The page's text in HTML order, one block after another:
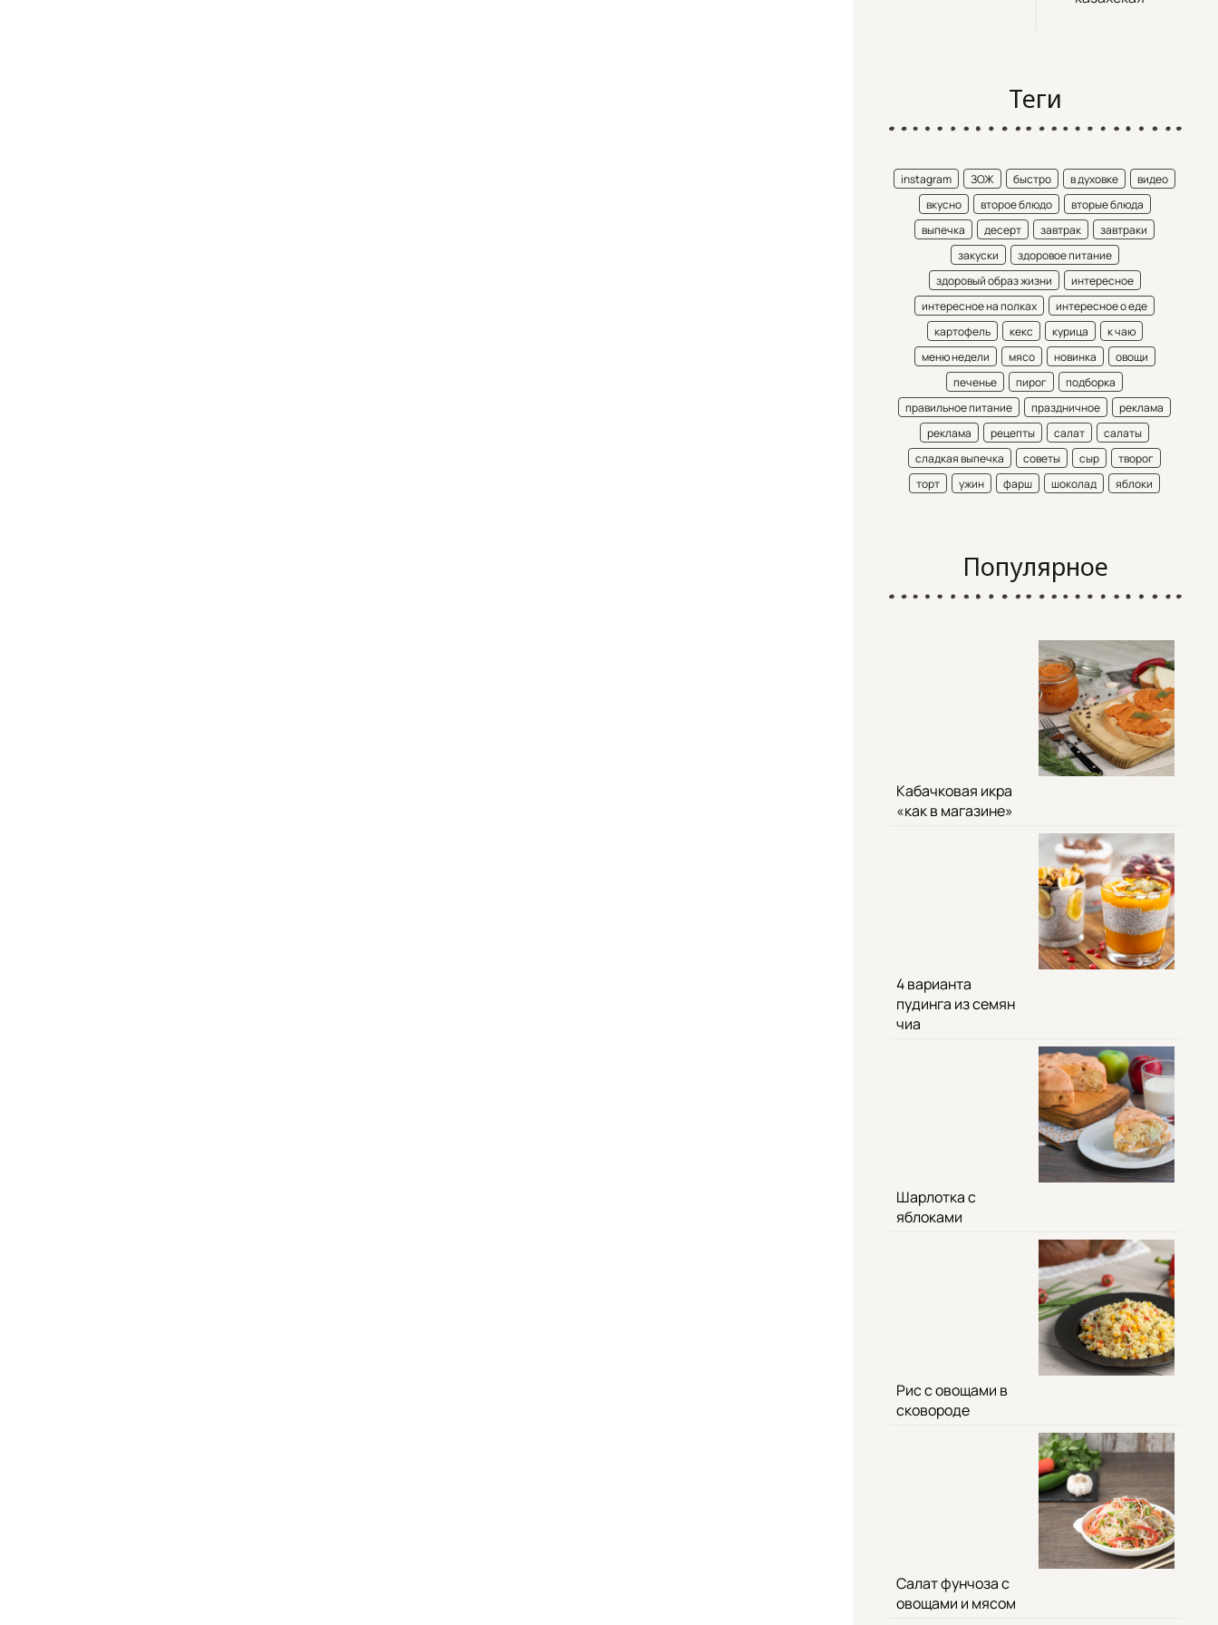
Теги
instagram ЗОЖ быстро в духовке
видео
вкусно
второе блюдо
вторые блюда
выпечка
десерт завтрак
завтраки
закуски
здоровое питание
здоровый образ жизни
интересное
интересное на полках
интересное о еде
картофель
кекс курица
к чаю
меню недели
мясо новинка
овощи
печенье
пирог
подборка
правильное питание
праздничное
реклама
реклама
рецепты салат
салаты
сладкая выпечка
советы сыр
творог
торт
ужин фарш шоколад яблоки
Популярное
Кабачковая икра
«как в магазине»
4 варианта
пудинга из семян
чиа
Шарлотка с
яблоками
Рис с овощами в
сковороде
Салат фунчоза с
овощами и мясом